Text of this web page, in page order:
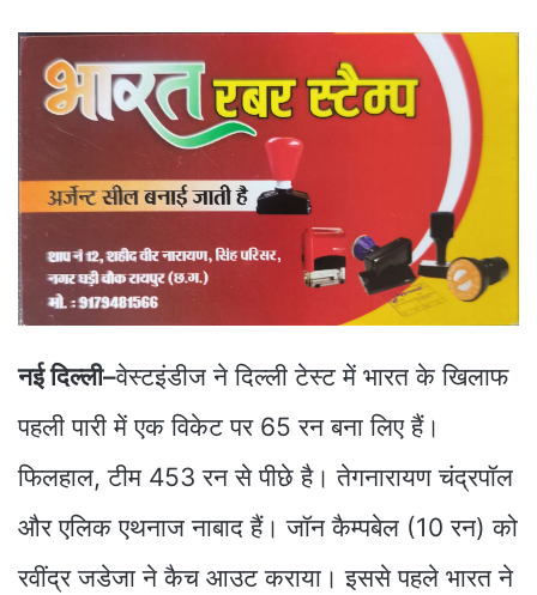
नई दिल्ली–वेस्टइंडीज ने दिल्ली टेस्ट में भारत के खिलाफ
पहली पारी में एक विकेट पर 65 रन बना लिए हैं।
फिलहाल, टीम 453 रन से पीछे है। तेगनारायण चंद्रपॉल
और एलिक एथनाज नाबाद हैं। जॉन कैम्पबेल (10 रन) को
रवींद्र जडेजा ने कैच आउट कराया। इससे पहले भारत ने